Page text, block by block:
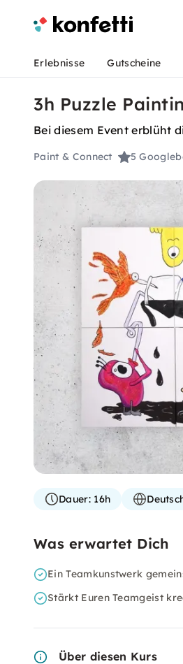
Erlebnisse Gutscheine
3h Puzzle
Bei diesem Event erblüht
Paint & Connect 5
Dauer:16h
Was erwartet Dich
Ein Teamkunstwerk
Stärkt Euren Teamgeist
Über diesen Kurs